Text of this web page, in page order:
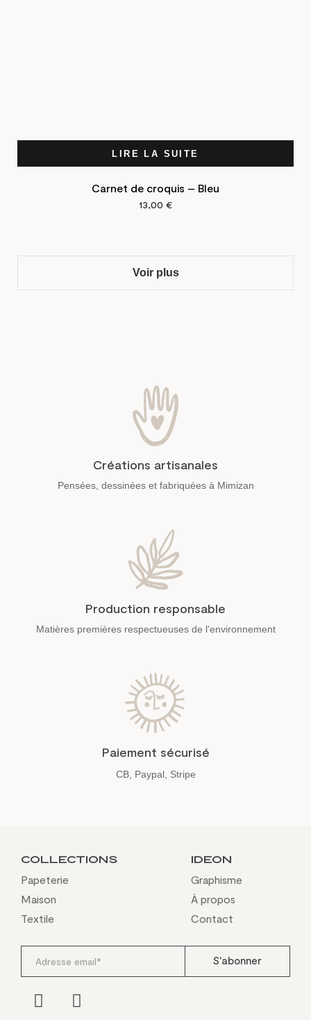
LIRE LA SUITE
Carnet de croquis – Bleu
13,00 €
Voir plus
Créations artisanales
Pensées, dessinées et fabriquées à Mimizan
Production responsable
Matières premières respectueuses de l'environnement
Paiement sécurisé
CB, Paypal, Stripe
Collections
Papeterie
Maison
Textile
IDEON
Graphisme
À propos
Contact
S'abonner